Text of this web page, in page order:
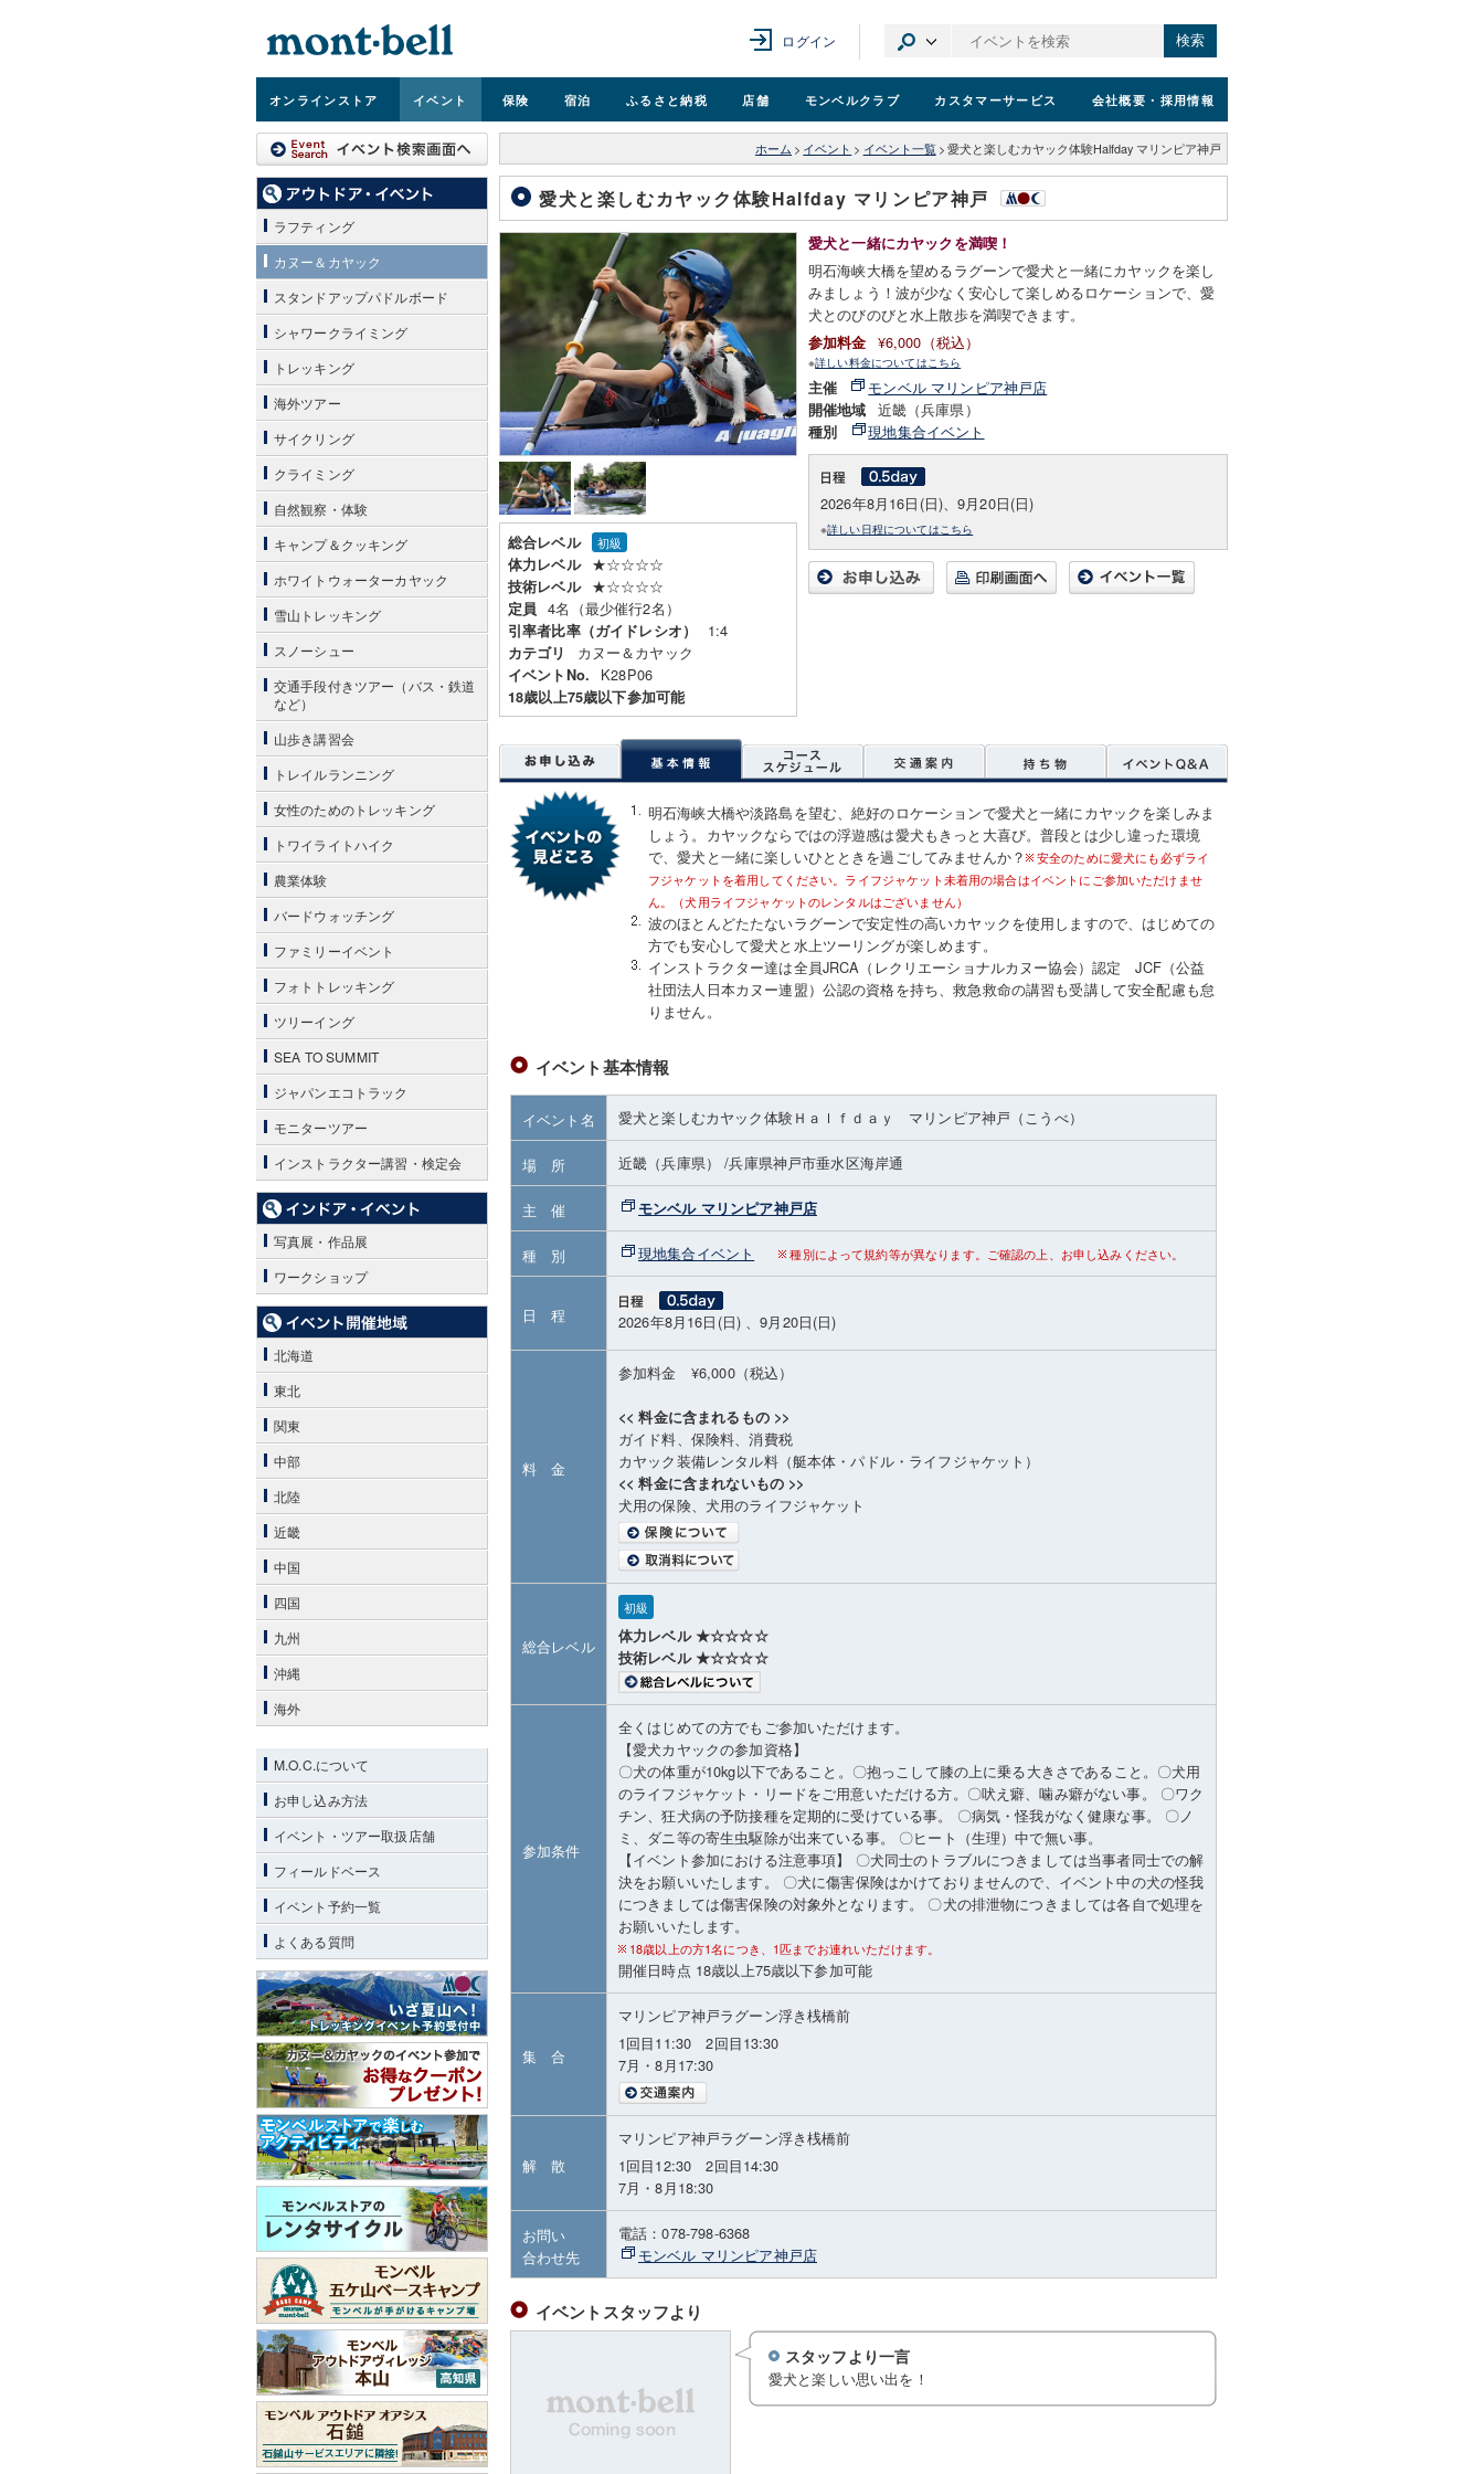
ログイン 検索
オンラインストア イベント 保険 宿泊 ふるさと納税 店舗 モンベルクラブ カスタマーサービス 会社概要 ・採用情報
ホーム > イベント > イベント一覧 > 愛犬と楽しむカヤック体験Halfday マリンピア神戸
愛犬と楽しむカヤック体験Halfday マリンピア神戸
総合レベル 初級
体力レベル ★☆☆☆☆
技術レベル ★☆☆☆☆
定員 4名（最少催行2名）
引率者比率（ガイドレシオ） 1:4
カテゴリ カヌー＆カヤック
イベントNo. K28P06
18歳以上75歳以下参加可能
愛犬と一緒にカヤックを満喫！
明石海峡大橋を望めるラグーンで愛犬と一緒にカヤックを楽し
みましょう！波が少なく安心して楽しめるロケーションで、愛
犬とのびのびと水上散歩を満喫できます。
参加料金 ¥6,000（税込）
※詳しい料金についてはこちら
主催 モンベル マリンピア神戸店
開催地域 近畿（兵庫県）
種別 現地集合イベント
2026年8月16日(日)、9月20日(日)
※詳しい日程についてはこちら
明石海峡大橋や淡路島を望む、絶好のロケーションで愛犬と一緒にカヤックを楽しみま
しょう。カヤックならではの浮遊感は愛犬もきっと大喜び。普段とは少し違った環境
で、愛犬と一緒に楽しいひとときを過ごしてみませんか？
安全のために愛犬にも必ずライ
フジャケットを着用してください。ライフジャケット未着用の場合はイベントにご参加いただけませ
ん。（犬用ライフジャケットのレンタルはございません）
波のほとんどたたないラグーンで安定性の高いカヤックを使用しますので、はじめての
方でも安心して愛犬と水上ツーリングが楽しめます。
インストラクター達は全員JRCA（レクリエーショナルカヌー協会）認定 JCF（公益
社団法人日本カヌー連盟）公認の資格を持ち、救急救命の講習も受講して安全配慮も怠
りません。
イベント基本情報
イベント名 愛犬と楽しむカヤック体験Ｈａｌｆｄａｙ マリンピア神戸（こうべ）
場 所 近畿（兵庫県） /兵庫県神戸市垂水区海岸通
主 催 モンベル マリンピア神戸店
種 別 現地集合イベント 種別によって規約等が異なります。ご確認の上、お申し込みください。
日 程 2026年8月16日(日) 、9月20日(日)
料 金
参加料金 ¥6,000（税込）
<< 料金に含まれるもの >>
ガイド料、保険料、消費税
カヤック装備レンタル料（艇本体・パドル・ライフジャケット）
<< 料金に含まれないもの >>
犬用の保険、犬用のライフジャケット
総合レベル
初級
体力レベル ★☆☆☆☆
技術レベル ★☆☆☆☆
参加条件
全くはじめての方でもご参加いただけます。
【愛犬カヤックの参加資格】
〇犬の体重が10kg以下であること。〇抱っこして膝の上に乗る大きさであること。〇犬用
のライフジャケット・リードをご用意いただける方。〇吠え癖、噛み癖がない事。 〇ワク
チン、狂犬病の予防接種を定期的に受けている事。 〇病気・怪我がなく健康な事。 〇ノ
ミ、ダニ等の寄生虫駆除が出来ている事。 〇ヒート（生理）中で無い事。
【イベント参加における注意事項】 〇犬同士のトラブルにつきましては当事者同士での解
決をお願いいたします。 〇犬に傷害保険はかけておりませんので、イベント中の犬の怪我
につきましては傷害保険の対象外となります。 〇犬の排泄物につきましては各自で処理を
お願いいたします。
18歳以上の方1名につき、1匹までお連れいただけます。
開催日時点 18歳以上75歳以下参加可能
集 合
マリンピア神戸ラグーン浮き桟橋前
1回目11:30 2回目13:30
7月・8月17:30
解 散
マリンピア神戸ラグーン浮き桟橋前
1回目12:30 2回目14:30
7月・8月18:30
お問い
合わせ先
電話：078-798-6368
モンベル マリンピア神戸店
イベントスタッフより
スタッフより一言
愛犬と楽しい思い出を！
ラフティング
カヌー＆カヤック
スタンドアップパドルボード
シャワークライミング
トレッキング
海外ツアー
サイクリング
クライミング
自然観察・体験
キャンプ＆クッキング
ホワイトウォーターカヤック
雪山トレッキング
スノーシュー
交通手段付きツアー（バス・鉄道
など）
山歩き講習会
トレイルランニング
女性のためのトレッキング
トワイライトハイク
農業体験
バードウォッチング
ファミリーイベント
フォトトレッキング
ツリーイング
SEA TO SUMMIT
ジャパンエコトラック
モニターツアー
インストラクター講習・検定会
写真展・作品展
ワークショップ
北海道
東北
関東
中部
北陸
近畿
中国
四国
九州
沖縄
海外
M.O.C.について
お申し込み方法
イベント・ツアー取扱店舗
フィールドベース
イベント予約一覧
よくある質問